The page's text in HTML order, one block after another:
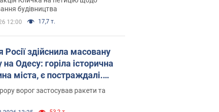
вірянина"
будівництва
12:00 17,7 т.
Росії здійснила масовану
на Одесу: горіла історична
міста, є постраждалі.
відео
ворог застосував ракети та